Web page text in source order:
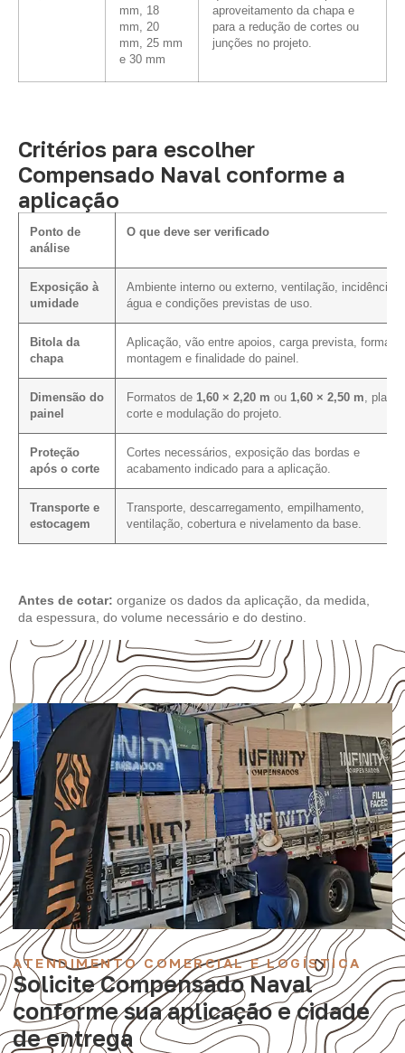
mm, 18
mm, 20
mm, 25 mm
e 30 mm
aproveitamento da chapa e
para a redução de cortes ou
junções no projeto.
Critérios para escolher
Compensado Naval conforme a
aplicação
Ponto de
análise
O que deve ser verificado
Exposição à
umidade
Ambiente interno ou externo, ventilação, incidência
água e condições previstas de uso.
Bitola da
chapa
Aplicação, vão entre apoios, carga prevista, forma
montagem e finalidade do painel.
Dimensão do
painel
Formatos de 1,60 × 2,20 m ou 1,60 × 2,50 m, plano
corte e modulação do projeto.
Proteção
após o corte
Cortes necessários, exposição das bordas e
acabamento indicado para a aplicação.
Transporte e
estocagem
Transporte, descarregamento, empilhamento,
ventilação, cobertura e nivelamento da base.
Antes de cotar: organize os dados da aplicação, da medida,
da espessura, do volume necessário e do destino.
ATENDIMENTO COMERCIAL E LOGÍSTICA
Solicite Compensado Naval
conforme sua aplicação e cidade
de entrega